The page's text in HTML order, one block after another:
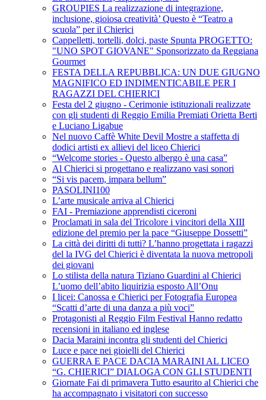
GROUPIES La realizzazione di integrazione,
inclusione, gioiosa creatività’ Questo è “Teatro a
scuola” per il Chierici
Cappelletti, tortelli, dolci, paste Spunta PROGETTO:
"UNO SPOT GIOVANE" Sponsorizzato da Reggiana
Gourmet
FESTA DELLA REPUBBLICA: UN DUE GIUGNO
MAGNIFICO ED INDIMENTICABILE PER I
RAGAZZI DEL CHIERICI
Festa del 2 giugno - Cerimonie istituzionali realizzate
con gli studenti di Reggio Emilia Premiati Orietta Berti
e Luciano Ligabue
Nel nuovo Caffè White Devil Mostre a staffetta di
dodici artisti ex allievi del liceo Chierici
“Welcome stories - Questo albergo è una casa”
Al Chierici si progettano e realizzano vasi sonori
“Si vis pacem, impara bellum”
PASOLINI100
L’arte musicale arriva al Chierici
FAI - Premiazione apprendisti ciceroni
Proclamati in sala del Tricolore i vincitori della XIII
edizione del premio per la pace “Giuseppe Dossetti”
La città dei diritti di tutti? L’hanno progettata i ragazzi
del la IVG del Chierici è diventata la nuova metropoli
dei giovani
Lo stilista della natura Tiziano Guardini al Chierici
L’uomo dell’abito liquirizia esposto All’Onu
I licei: Canossa e Chierici per Fotografia Europea
“Scatti d’arte di una danza a più voci”
Protagonisti al Reggio Film Festival Hanno redatto
recensioni in italiano ed inglese
Dacia Maraini incontra gli studenti del Chierici
Luce e pace nei gioielli del Chierici
GUERRA E PACE DACIA MARAINI AL LICEO
“G. CHIERICI” DIALOGA CON GLI STUDENTI
Giornate Fai di primavera Tutto esaurito al Chierici che
ha accompagnato i visitatori con successo